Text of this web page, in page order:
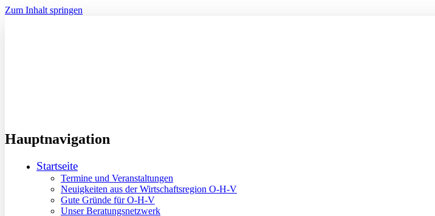
Zum Inhalt springen
Hauptnavigation
Startseite
Termine und Veranstaltungen
Neuigkeiten aus der Wirtschaftsregion O-H-V
Gute Gründe für O-H-V
Unser Beratungsnetzwerk